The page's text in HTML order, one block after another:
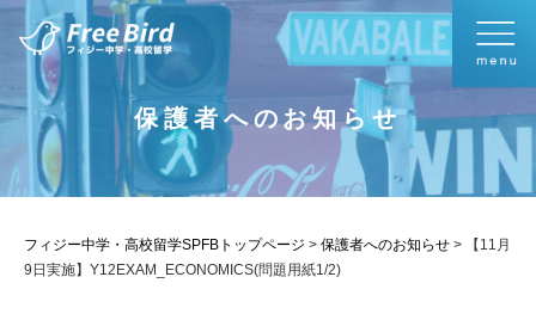
保護者へのお知らせ
フィジー中学・高校留学SPFBトップページ > 保護者へのお知らせ >
【11月
9日実施】Y12EXAM_ECONOMICS(問題用紙1/2)